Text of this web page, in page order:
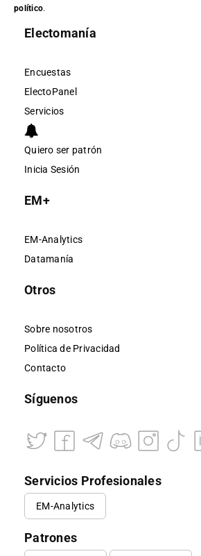
político.
Electomanía
Encuestas
ElectoPanel
Servicios
Quiero ser patrón
Inicia Sesión
EM+
EM-Analytics
Datamanía
Otros
Sobre nosotros
Política de Privacidad
Contacto
Síguenos
Servicios Profesionales
EM-Analytics
Patrones